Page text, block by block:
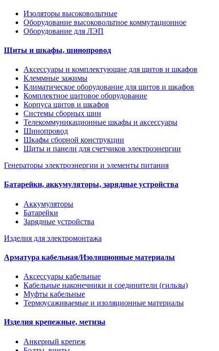
Изоляторы высоковольтные
Оборудование высоковольтное коммутационное
Оборудование для ЛЭП
Щиты и шкафы, шинопровод
Аксессуары и комплектующие для щитов и шкафов
Клеммные зажимы
Климатическое оборудование для щитов и шкафов
Комплектное щитовое оборудование
Корпуса щитов и шкафов
Системы сборных шин
Телекоммуникационные шкафы и аксессуары
Шинопровод
Шкафы сборной конструкции
Щиты и панели для счетчиков электроэнергии
Генераторы электроэнергии и элементы питания
Батарейки, аккумуляторы, зарядные устройства
Аккумуляторы
Батарейки
Зарядные устройства
Изделия для электромонтажа
Арматура кабельная/Изоляционные материалы
Аксессуары кабельные
Кабельные наконечники и соединители (гильзы)
Муфты кабельные
Термоусаживаемые и изоляционные материалы
Изделия крепежные, метизы
Анкерный крепеж